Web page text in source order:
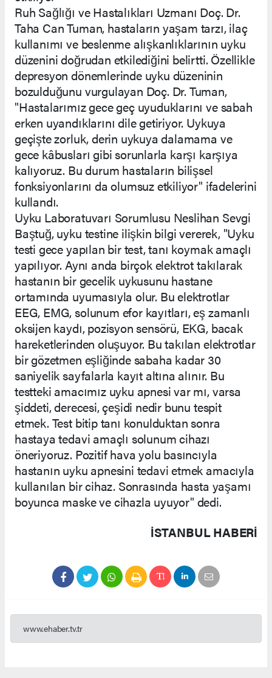
Ruh Sağlığı ve Hastalıkları Uzmanı Doç. Dr.
Taha Can Tuman, hastaların yaşam tarzı, ilaç
kullanımı ve beslenme alışkanlıklarının uyku
düzenini doğrudan etkilediğini belirtti. Özellikle
depresyon dönemlerinde uyku düzeninin
bozulduğunu vurgulayan Doç. Dr. Tuman,
"Hastalarımız gece geç uyuduklarını ve sabah
erken uyandıklarını dile getiriyor. Uykuya
geçişte zorluk, derin uykuya dalamama ve
gece kâbusları gibi sorunlarla karşı karşıya
kalıyoruz. Bu durum hastaların bilişsel
fonksiyonlarını da olumsuz etkiliyor" ifadelerini
kullandı.
Uyku Laboratuvarı Sorumlusu Neslihan Sevgi
Baştuğ, uyku testine ilişkin bilgi vererek, "Uyku
testi gece yapılan bir test, tanı koymak amaçlı
yapılıyor. Aynı anda birçok elektrot takılarak
hastanın bir gecelik uykusunu hastane
ortamında uyumasıyla olur. Bu elektrotlar
EEG, EMG, solunum efor kayıtları, eş zamanlı
oksijen kaydı, pozisyon sensörü, EKG, bacak
hareketlerinden oluşuyor. Bu takılan elektrotlar
bir gözetmen eşliğinde sabaha kadar 30
saniyelik sayfalarla kayıt altına alınır. Bu
testteki amacımız uyku apnesi var mı, varsa
şiddeti, derecesi, çeşidi nedir bunu tespit
etmek. Test bitip tanı konulduktan sonra
hastaya tedavi amaçlı solunum cihazı
öneriyoruz. Pozitif hava yolu basıncıyla
hastanın uyku apnesini tedavi etmek amacıyla
kullanılan bir cihaz. Sonrasında hasta yaşamı
boyunca maske ve cihazla uyuyor" dedi.
İSTANBUL HABERİ
www.ehaber.tv.tr